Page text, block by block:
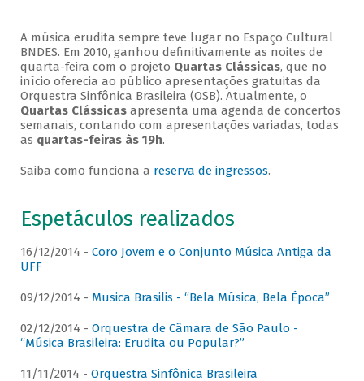
A música erudita sempre teve lugar no Espaço Cultural
BNDES. Em 2010, ganhou definitivamente as noites de
quarta-feira com o projeto Quartas Clássicas, que no
início oferecia ao público apresentações gratuitas da
Orquestra Sinfônica Brasileira (OSB). Atualmente, o
Quartas Clássicasapresenta uma agenda de concertos
semanais, contando com apresentações variadas, todas
as quartas-feiras às 19h.
Saiba como funciona a reserva de ingressos.
Espetáculos realizados
16/12/2014 - Coro Jovem e o Conjunto Música Antiga da
UFF
09/12/2014 - Musica Brasilis - “Bela Música, Bela Época”
02/12/2014 - Orquestra de Câmara de São Paulo -
“Música Brasileira: Erudita ou Popular?”
11/11/2014 - Orquestra Sinfônica Brasileira